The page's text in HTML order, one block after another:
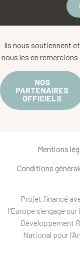
Ils nous soutiennent et
nous les en remercions
NOS
PARTENAIRES
OFFICIELS
Mentions
Conditions
Projet financé
l’Europe s’engage
Développement
National pour